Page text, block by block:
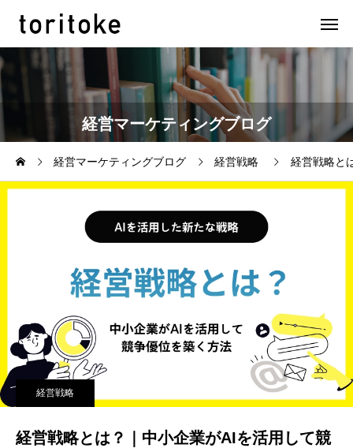
経営マーケティングブログ
経営マーケティングブログ 経営戦略 経営戦略と
経営戦略
経営戦略とは？｜中小企業がAIを活用して競